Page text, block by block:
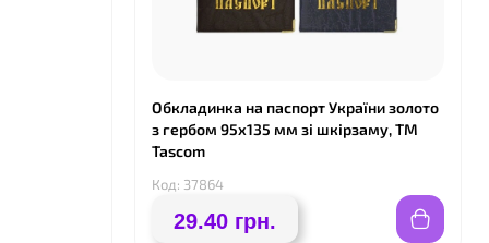
Обкладинка на паспорт України золото
з гербом 95х135 мм зі шкірзаму, ТМ
Tascom
Код: 37864
29.40 грн.